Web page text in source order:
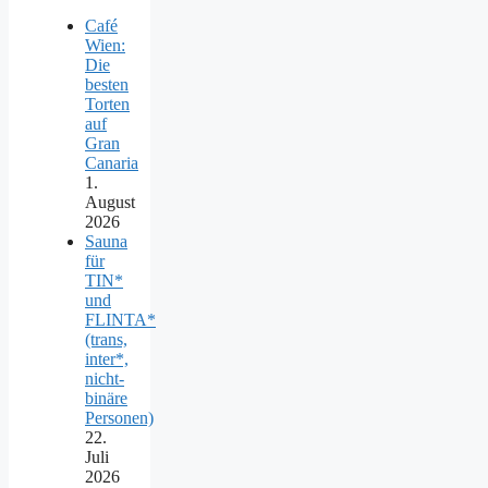
Café
Wien:
Die
besten
Torten
auf
Gran
Canaria
1.
August
2026
Sauna
für
TIN*
und
FLINTA*
(trans,
inter*,
nicht-
binäre
Personen)
22.
Juli
2026